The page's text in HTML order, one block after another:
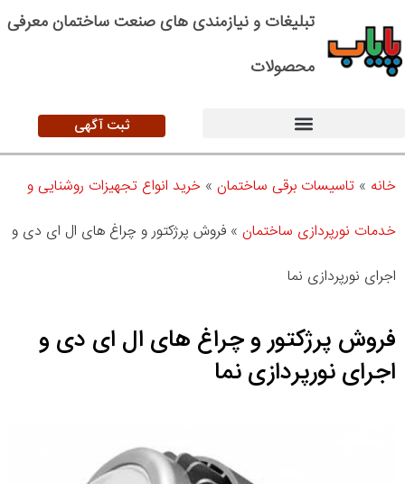
تبلیغات و نیازمندی های صنعت ساختمان معرفی
محصولات
ثبت آگهی
خانه » تاسیسات برقی ساختمان » خرید انواع تجهیزات روشنایی و
خدمات نورپردازی ساختمان » فروش پرژکتور و چراغ های ال ای دی و
اجرای نورپردازی نما
فروش پرژکتور و چراغ های ال ای دی و
اجرای نورپردازی نما